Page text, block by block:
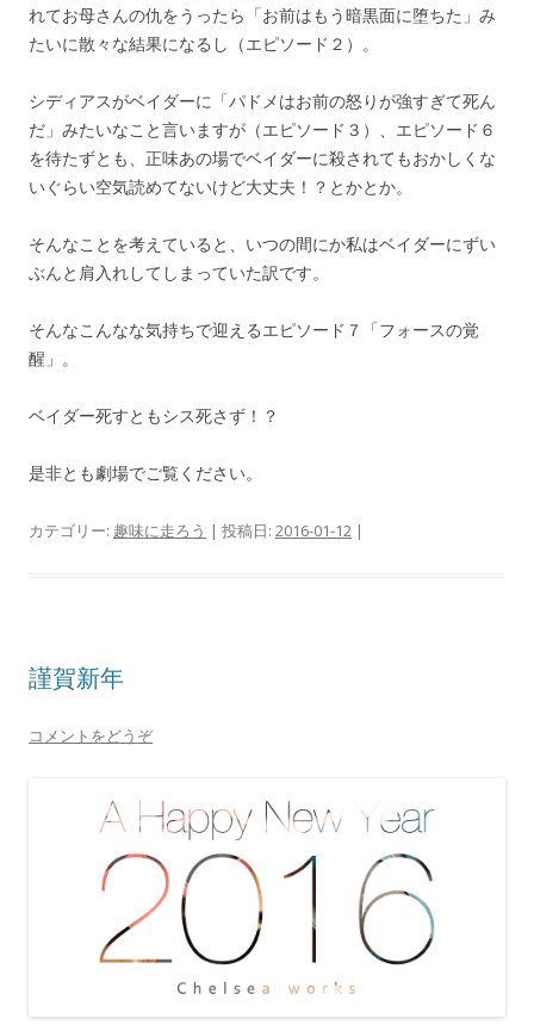
れてお母さんの仇をうったら「お前はもう暗黒面に堕ちた」み
たいに散々な結果になるし（エピソード２）。
シディアスがベイダーに「パドメはお前の怒りが強すぎて死ん
だ」みたいなこと言いますが（エピソード３）、エピソード６
を待たずとも、正味あの場でベイダーに殺されてもおかしくな
いぐらい空気読めてないけど大丈夫！？とかとか。
そんなことを考えていると、いつの間にか私はベイダーにずい
ぶんと肩入れしてしまっていた訳です。
そんなこんなな気持ちで迎えるエピソード７「フォースの覚
醒」。
ベイダー死すともシス死さず！？
是非とも劇場でご覧ください。
カテゴリー: 趣味に走ろう | 投稿日: 2016-01-12 |
謹賀新年
コメントをどうぞ